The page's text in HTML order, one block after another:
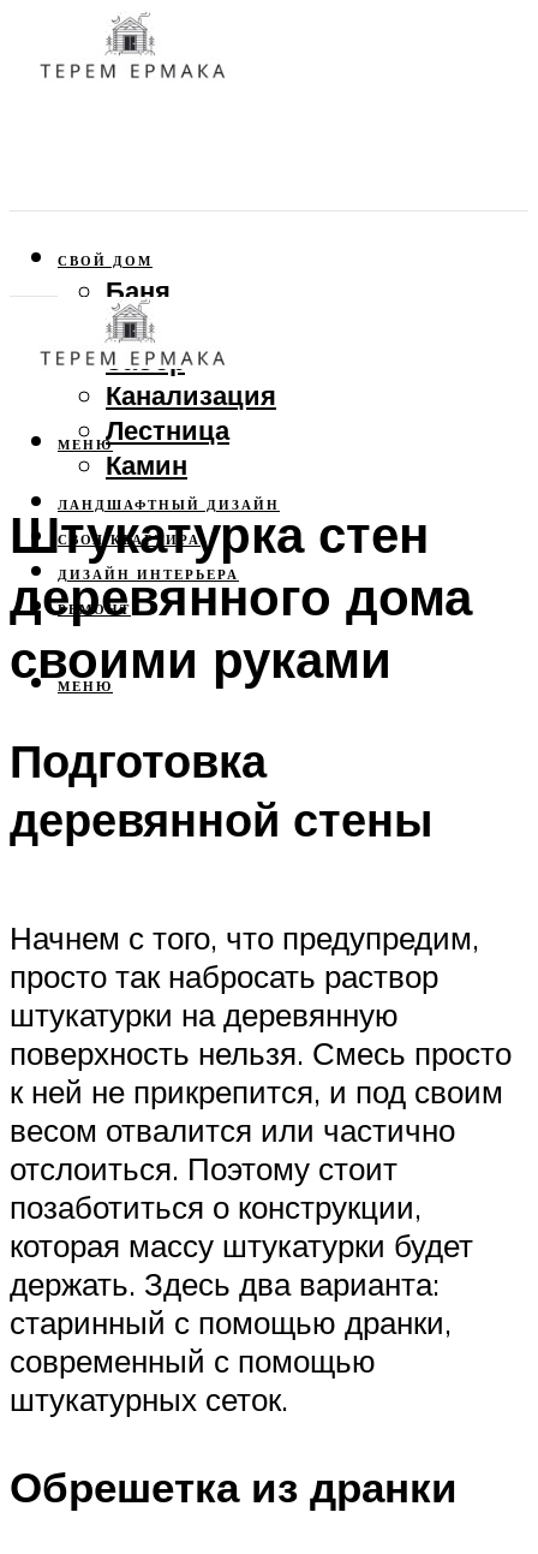
СВОЙ ДОМ
Баня
Веранда
Забор
Канализация
Лестница
Камин
ЛАНДШАФТНЫЙ ДИЗАЙН
СВОЯ КВАРТИРА
ДИЗАЙН ИНТЕРЬЕРА
РЕМОНТ
МЕНЮ
МЕНЮ
Штукатурка стен
деревянного дома
своими руками
Подготовка
деревянной стены
Начнем с того, что предупредим,
просто так набросать раствор
штукатурки на деревянную
поверхность нельзя. Смесь просто
к ней не прикрепится, и под своим
весом отвалится или частично
отслоиться. Поэтому стоит
позаботиться о конструкции,
которая массу штукатурки будет
держать. Здесь два варианта:
старинный с помощью дранки,
современный с помощью
штукатурных сеток.
Обрешетка из дранки